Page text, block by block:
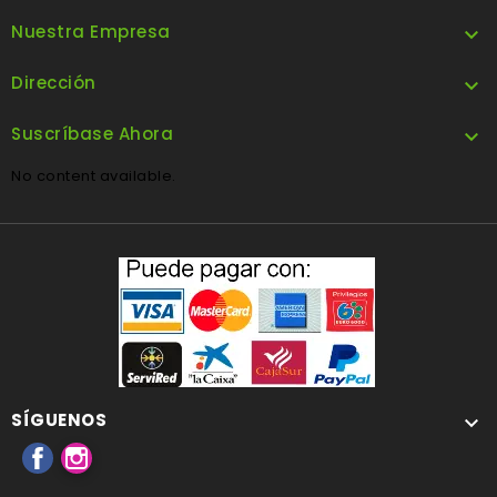
Nuestra Empresa 
Dirección 
Suscríbase Ahora 
No content available.
SÍGUENOS 
FacebookInstagram